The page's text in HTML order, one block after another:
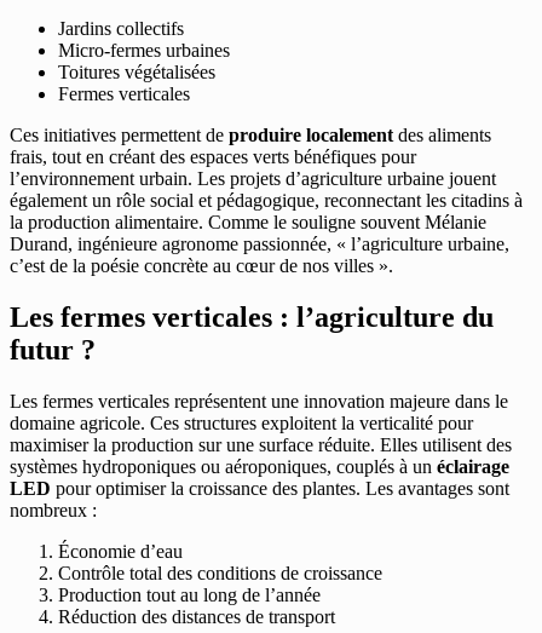
Jardins collectifs
Micro-fermes urbaines
Toitures végétalisées
Fermes verticales
Ces initiatives permettent de produire localementdes aliments
frais, tout en créant des espaces verts bénéfiques pour
l’environnement urbain. Les projets d’agriculture urbaine jouent
également un rôle social et pédagogique, reconnectant les citadins à
la production alimentaire. Comme le souligne souvent Mélanie
Durand, ingénieure agronome passionnée, « l’agriculture urbaine,
c’est de la poésie concrète au cœur de nos villes ».
Les fermes verticales : l’agriculture du
futur ?
Les fermes verticales représentent une innovation majeure dans le
domaine agricole. Ces structures exploitent la verticalité pour
maximiser la production sur une surface réduite. Elles utilisent des
systèmes hydroponiques ou aéroponiques, couplés à un éclairage
LED pour optimiser la croissance des plantes. Les avantages sont
nombreux :
Économie d’eau
Contrôle total des conditions de croissance
Production tout au long de l’année
Réduction des distances de transport